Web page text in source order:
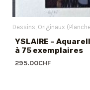
Dessins Originaux
YSLAIRE –
à 75 exemplaires
295.00CHF